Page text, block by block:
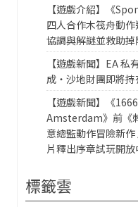
【遊戲介紹】《
四人合作木筏舟動
協調與解謎並救助掉
【遊戲新聞】EA 私
成・沙地財團即將
【遊戲新聞】《
Amsterdam》前《
意總監動作冒險新
片釋出序章試玩開放
標籤雲